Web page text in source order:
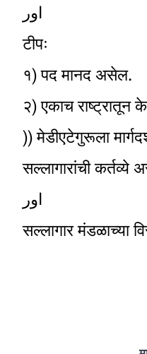
اور
टीपः
१) पद मानद असेल.
२) एकाच राष्ट्रातून
)) मेडीएटेगुरूला
सल्लागारांची कर्तव्ये
اور
सल्लागार मंडळाच्या